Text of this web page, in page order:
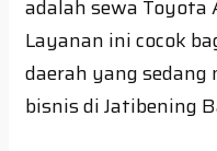
adalah sewa Toyota
Layanan ini cocok
daerah yang
bisnis di Jatibening